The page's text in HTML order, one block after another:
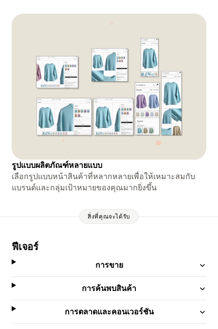
รูปแบบผลิตภัณฑ์หลายแบบ
เลือกรูปแบบหน้าสินค้าที่หลากหลายเพื่อให้เหมาะสมกับ
แบรนด์และกลุ่มเป้าหมายของคุณมากยิ่งขึ้น
สิ่งที่คุณจะได้รับ
ฟีเจอร์
การขาย
การค้นพบสินค้า
การตลาดและคอนเวอร์ชัน